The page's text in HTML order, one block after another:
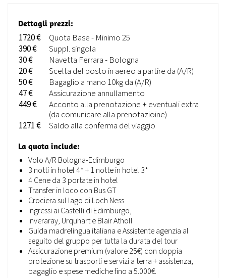
Dettagli prezzi:
1720 €
Quota Base - Minimo 25
390 €
Suppl. singola
30 €
Navetta Ferrara - Bologna
20 €
Scelta del posto in aereo a partire da (A/R)
50 €
Bagaglio a mano 10kg da (A/R)
47 €
Assicurazione annullamento
449 €
Acconto alla prenotazione + eventuali extra
(da comunicare alla prenotazioine)
1271 €
Saldo alla conferma del viaggio
La quota include:
Volo A/R Bologna-Edimburgo
3 notti in hotel 4* + 1 notte in hotel 3*
4 Cene da 3 portate in hotel
Transfer in loco con Bus GT
Crociera sul lago di Loch Ness
Ingressi ai Castelli di Edimburgo,
Inveraray, Urquhart e Blair Atholl
Guida madrelingua italiana e Assistente agenzia al
seguito del gruppo per tutta la durata del tour
Assicurazione premium (valore 25€) con doppia
protezione su trasporti e servizi a terra + assistenza,
bagaglio e spese mediche fino a 5.000€.